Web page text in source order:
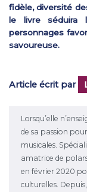
fidèle, diversité
le livre séduira
personnages
savoureuse.
Article écrit par
Lorsqu’elle
de sa passion
musicales.
amatrice de
en février 2020
culturelles.